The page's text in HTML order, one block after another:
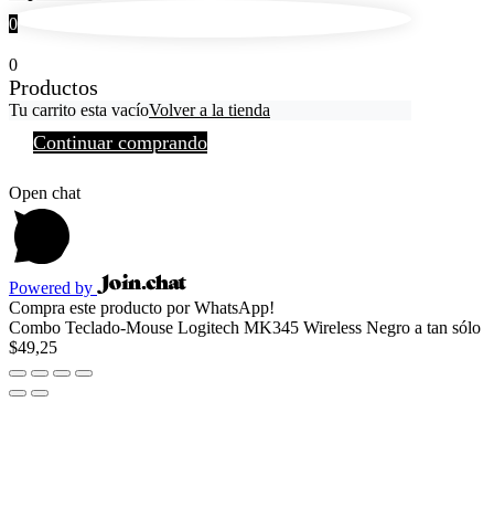
0
0
Productos
Tu carrito esta vacíoVolver a la tienda
Continuar comprando
Open chat
Powered by
Compra este producto por WhatsApp!
Combo Teclado-Mouse Logitech MK345 Wireless Negro a tan sólo
$49,25